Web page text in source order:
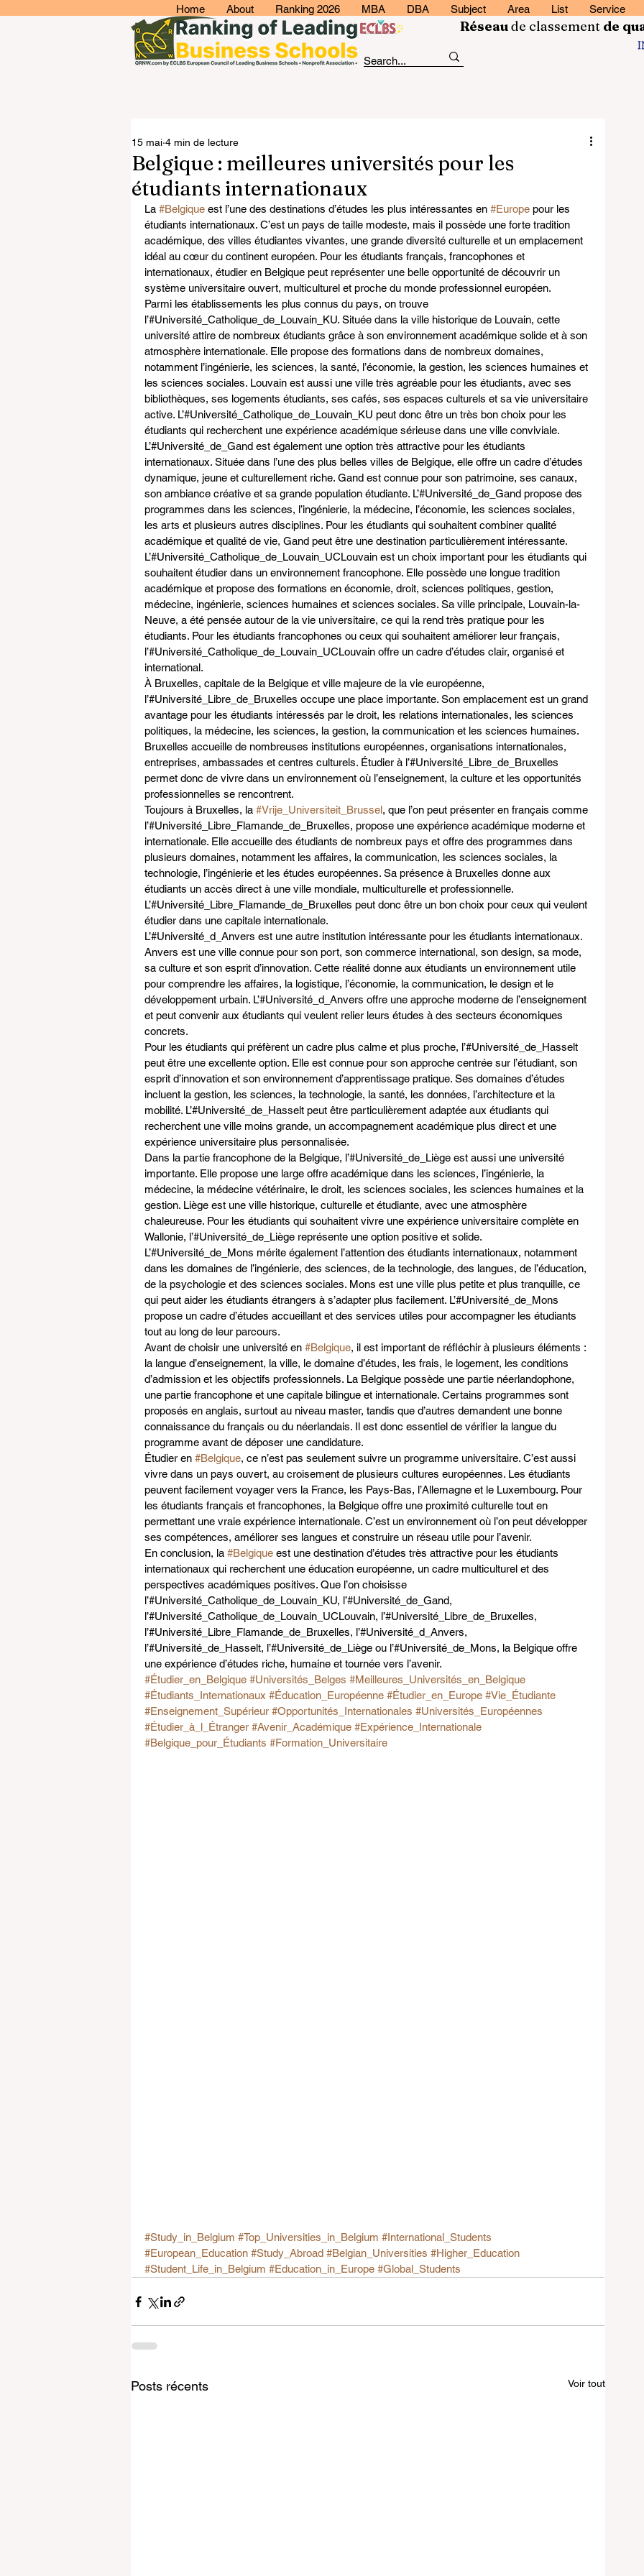
Home About Ranking 2026 MBA DBA Subject Area List Service
Réseaude classement de
Belgique : meilleures universités pour les
étudiants internationaux
15 mai 4 min de lecture
La #Belgique est l’une des destinations d’études les plus intéressantes en #Europe pour les
étudiants internationaux. C’est un pays de taille modeste, mais il possède une forte tradition
académique, des villes étudiantes vivantes, une grande diversité culturelle et un emplacement
idéal au cœur du continent européen. Pour les étudiants français, francophones et
internationaux, étudier en Belgique peut représenter une belle opportunité de découvrir un
système universitaire ouvert, multiculturel et proche du monde professionnel européen.
Parmi les établissements les plus connus du pays, on trouve
l’#Université_Catholique_de_Louvain_KU. Située dans la ville historique de Louvain, cette
université attire de nombreux étudiants grâce à son environnement académique solide et à son
atmosphère internationale. Elle propose des formations dans de nombreux domaines,
notamment l’ingénierie, les sciences, la santé, l’économie, la gestion, les sciences humaines et
les sciences sociales. Louvain est aussi une ville très agréable pour les étudiants, avec ses
bibliothèques, ses logements étudiants, ses cafés, ses espaces culturels et sa vie universitaire
active. L’#Université_Catholique_de_Louvain_KU peut donc être un très bon choix pour les
étudiants qui recherchent une expérience académique sérieuse dans une ville conviviale.
L’#Université_de_Gand est également une option très attractive pour les étudiants
internationaux. Située dans l’une des plus belles villes de Belgique, elle offre un cadre d’études
dynamique, jeune et culturellement riche. Gand est connue pour son patrimoine, ses canaux,
son ambiance créative et sa grande population étudiante. L’#Université_de_Gand propose des
programmes dans les sciences, l’ingénierie, la médecine, l’économie, les sciences sociales,
les arts et plusieurs autres disciplines. Pour les étudiants qui souhaitent combiner qualité
académique et qualité de vie, Gand peut être une destination particulièrement intéressante.
L’#Université_Catholique_de_Louvain_UCLouvain est un choix important pour les étudiants qui
souhaitent étudier dans un environnement francophone. Elle possède une longue tradition
académique et propose des formations en économie, droit, sciences politiques, gestion,
médecine, ingénierie, sciences humaines et sciences sociales. Sa ville principale, Louvain-la-
Neuve, a été pensée autour de la vie universitaire, ce qui la rend très pratique pour les
étudiants. Pour les étudiants francophones ou ceux qui souhaitent améliorer leur français,
l’#Université_Catholique_de_Louvain_UCLouvain offre un cadre d’études clair, organisé et
international.
À Bruxelles, capitale de la Belgique et ville majeure de la vie européenne,
l’#Université_Libre_de_Bruxelles occupe une place importante. Son emplacement est un grand
avantage pour les étudiants intéressés par le droit, les relations internationales, les sciences
politiques, la médecine, les sciences, la gestion, la communication et les sciences humaines.
Bruxelles accueille de nombreuses institutions européennes, organisations internationales,
entreprises, ambassades et centres culturels. Étudier à l’#Université_Libre_de_Bruxelles
permet donc de vivre dans un environnement où l’enseignement, la culture et les opportunités
professionnelles se rencontrent.
Toujours à Bruxelles, la #Vrije_Universiteit_Brussel, que l’on peut présenter en français comme
l’#Université_Libre_Flamande_de_Bruxelles, propose une expérience académique moderne et
internationale. Elle accueille des étudiants de nombreux pays et offre des programmes dans
plusieurs domaines, notamment les affaires, la communication, les sciences sociales, la
technologie, l’ingénierie et les études européennes. Sa présence à Bruxelles donne aux
étudiants un accès direct à une ville mondiale, multiculturelle et professionnelle.
L’#Université_Libre_Flamande_de_Bruxelles peut donc être un bon choix pour ceux qui veulent
étudier dans une capitale internationale.
L’#Université_d_Anvers est une autre institution intéressante pour les étudiants internationaux.
Anvers est une ville connue pour son port, son commerce international, son design, sa mode,
sa culture et son esprit d’innovation. Cette réalité donne aux étudiants un environnement utile
pour comprendre les affaires, la logistique, l’économie, la communication, le design et le
développement urbain. L’#Université_d_Anvers offre une approche moderne de l’enseignement
et peut convenir aux étudiants qui veulent relier leurs études à des secteurs économiques
concrets.
Pour les étudiants qui préfèrent un cadre plus calme et plus proche, l’#Université_de_Hasselt
peut être une excellente option. Elle est connue pour son approche centrée sur l’étudiant, son
esprit d’innovation et son environnement d’apprentissage pratique. Ses domaines d’études
incluent la gestion, les sciences, la technologie, la santé, les données, l’architecture et la
mobilité. L’#Université_de_Hasselt peut être particulièrement adaptée aux étudiants qui
recherchent une ville moins grande, un accompagnement académique plus direct et une
expérience universitaire plus personnalisée.
Dans la partie francophone de la Belgique, l’#Université_de_Liège est aussi une université
importante. Elle propose une large offre académique dans les sciences, l’ingénierie, la
médecine, la médecine vétérinaire, le droit, les sciences sociales, les sciences humaines et la
gestion. Liège est une ville historique, culturelle et étudiante, avec une atmosphère
chaleureuse. Pour les étudiants qui souhaitent vivre une expérience universitaire complète en
Wallonie, l’#Université_de_Liège représente une option positive et solide.
L’#Université_de_Mons mérite également l’attention des étudiants internationaux, notamment
dans les domaines de l’ingénierie, des sciences, de la technologie, des langues, de l’éducation,
de la psychologie et des sciences sociales. Mons est une ville plus petite et plus tranquille, ce
qui peut aider les étudiants étrangers à s’adapter plus facilement. L’#Université_de_Mons
propose un cadre d’études accueillant et des services utiles pour accompagner les étudiants
tout au long de leur parcours.
Avant de choisir une université en #Belgique, il est important de réfléchir à plusieurs éléments :
la langue d’enseignement, la ville, le domaine d’études, les frais, le logement, les conditions
d’admission et les objectifs professionnels. La Belgique possède une partie néerlandophone,
une partie francophone et une capitale bilingue et internationale. Certains programmes sont
proposés en anglais, surtout au niveau master, tandis que d’autres demandent une bonne
connaissance du français ou du néerlandais. Il est donc essentiel de vérifier la langue du
programme avant de déposer une candidature.
Étudier en #Belgique, ce n’est pas seulement suivre un programme universitaire. C’est aussi
vivre dans un pays ouvert, au croisement de plusieurs cultures européennes. Les étudiants
peuvent facilement voyager vers la France, les Pays-Bas, l’Allemagne et le Luxembourg. Pour
les étudiants français et francophones, la Belgique offre une proximité culturelle tout en
permettant une vraie expérience internationale. C’est un environnement où l’on peut développer
ses compétences, améliorer ses langues et construire un réseau utile pour l’avenir.
En conclusion, la #Belgique est une destination d’études très attractive pour les étudiants
internationaux qui recherchent une éducation européenne, un cadre multiculturel et des
perspectives académiques positives. Que l’on choisisse
l’#Université_Catholique_de_Louvain_KU, l’#Université_de_Gand,
l’#Université_Catholique_de_Louvain_UCLouvain, l’#Université_Libre_de_Bruxelles,
l’#Université_Libre_Flamande_de_Bruxelles, l’#Université_d_Anvers,
l’#Université_de_Hasselt, l’#Université_de_Liège ou l’#Université_de_Mons, la Belgique offre
une expérience d’études riche, humaine et tournée vers l’avenir.
#Étudier_en_Belgique #Universités_Belges #Meilleures_Universités_en_Belgique
#Étudiants_Internationaux #Éducation_Européenne #Étudier_en_Europe #Vie_Étudiante
#Enseignement_Supérieur #Opportunités_Internationales #Universités_Européennes
#Étudier_à_l_Étranger #Avenir_Académique #Expérience_Internationale
#Belgique_pour_Étudiants #Formation_Universitaire
#Study_in_Belgium #Top_Universities_in_Belgium #International_Students
#European_Education #Study_Abroad #Belgian_Universities #Higher_Education
#Student_Life_in_Belgium #Education_in_Europe #Global_Students
Posts récents Voir tout